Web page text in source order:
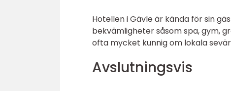
Hotellen i Gävle är kända för sin
bekvämligheter såsom spa, gym,
ofta mycket kunnig om lokala
Avslutningsvis